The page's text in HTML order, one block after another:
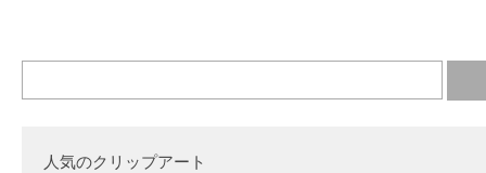
人気のクリップアート